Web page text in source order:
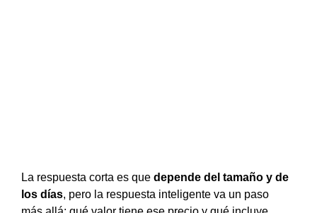
La respuesta corta es que depende del tamaño y de
los días, pero la respuesta inteligente va un paso